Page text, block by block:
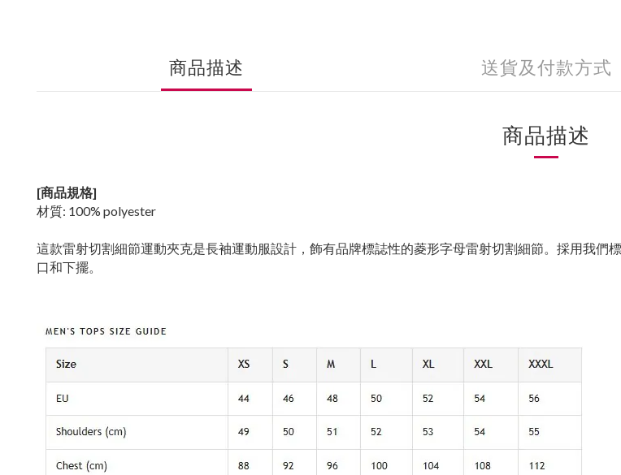
商品描述 送貨及付款方式
商品描述
[商品規格]
材質: 100% polyester
這款雷射切割細節運動夾克是長袖運動服設計，飾有品牌標誌性的菱形字母雷射切割細節。採用我
口和下擺。